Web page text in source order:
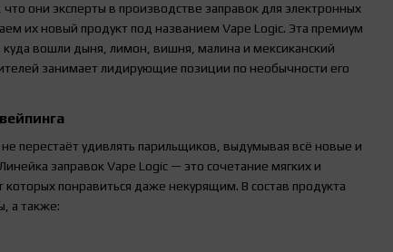
они эксперты в производстве заправок для электронных
их новый продукт под названием Vape Logic. Эта премиум
куда вошли дыня, лимон, вишня, малина и мексиканский
занимает лидирующие позиции по необычности его
не перестаёт удивлять парильщиков, выдумывая всё новые и
заправок Vape Logic — это сочетание мягких и
понравиться даже некурящим. В состав продукта
а также: